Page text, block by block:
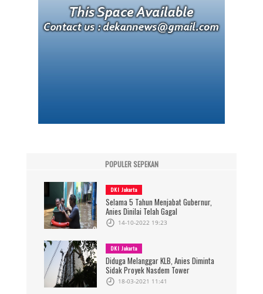
POPULER SEPEKAN
DKI Jakarta
Selama 5 Tahun Menjabat Gubernur,
Anies Dinilai Telah Gagal
14-10-2022 19:23
DKI Jakarta
Diduga Melanggar KLB, Anies Diminta
Sidak Proyek Nasdem Tower
18-03-2021 11:41